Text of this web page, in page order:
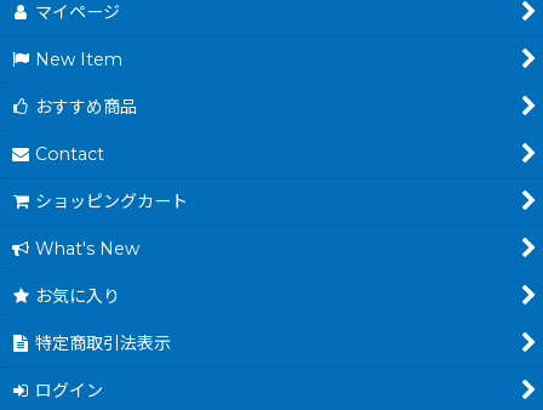
マイページ
New Item
おすすめ商品
Contact
ショッピングカート
What's New
お気に入り
特定商取引法表示
ログイン